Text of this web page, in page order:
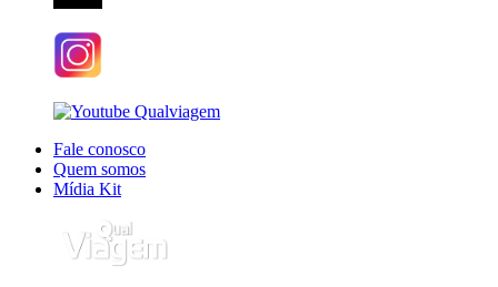
Fale conosco
Quem somos
Mídia Kit